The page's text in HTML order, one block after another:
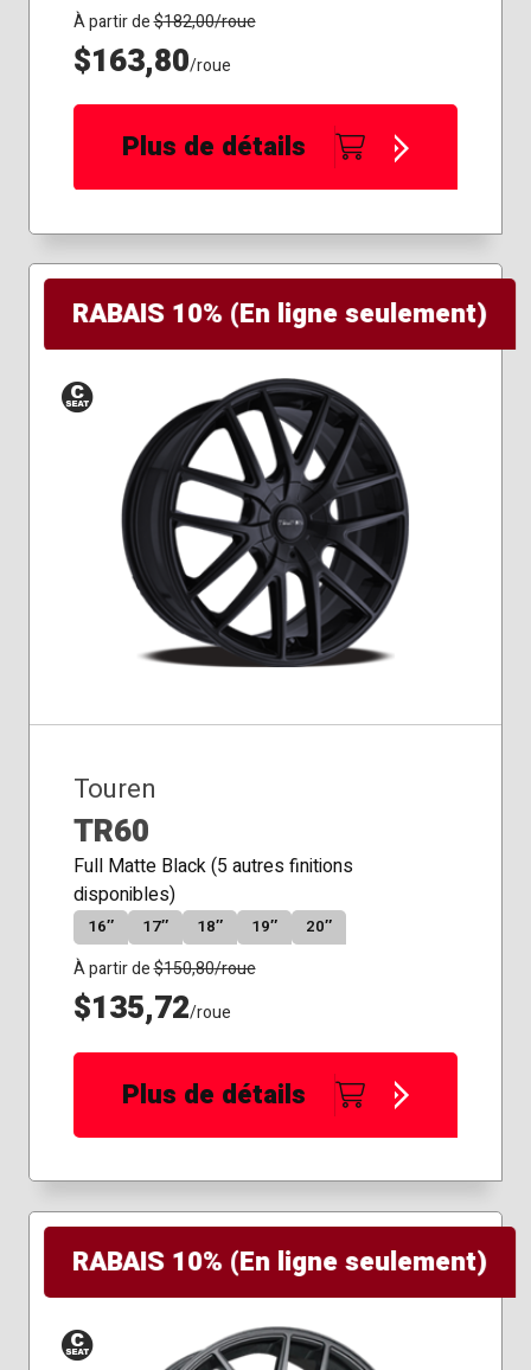
À partir de$182,00/roue
$163,80/roue
Plus de détails
RABAIS 10% (En ligne seulement)
Siège
conique
Touren
TR60
Full Matte Black (5 autres finitions
disponibles)
16″ 17″ 18″ 19″ 20″
À partir de$150,80/roue
$135,72/roue
Plus de détails
RABAIS 10% (En ligne seulement)